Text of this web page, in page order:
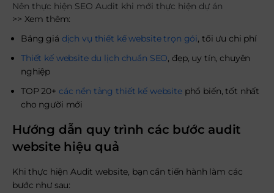
Nên thực hiện SEO Audit khi mới thực hiện dự án
>> Xem thêm:
Bảng giá dịch vụ thiết kế website trọn gói, tối ưu chi phí
Thiết kế website du lịch chuẩn SEO, đẹp, uy tín, chuyên
nghiệp
TOP 20+ các nền tảng thiết kế websitephổ biến, tốt nhất
cho người mới
Hướng dẫn quy trình các bước audit
website hiệu quả
Khi thực hiện Audit website, bạn cần tiến hành làm các
bước như sau: